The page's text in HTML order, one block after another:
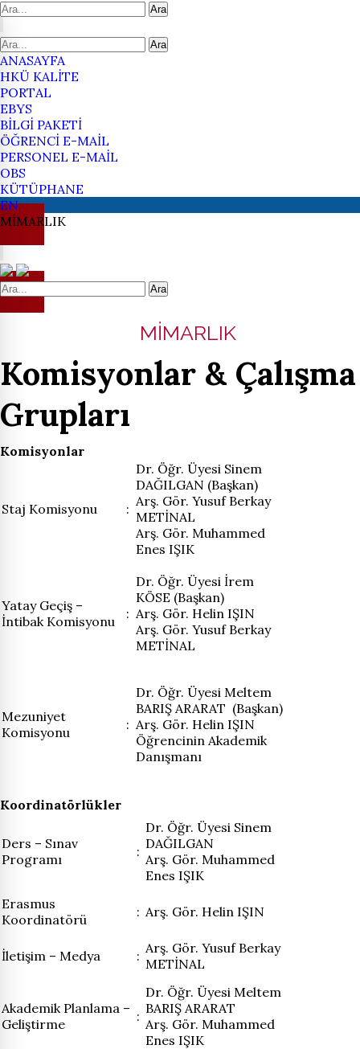
Ara
Ara
ANASAYFA
HKÜ KALİTE
PORTAL
EBYS
BİLGİ PAKETİ
ÖĞRENCİ E-MAİL
PERSONEL E-MAİL
OBS
KÜTÜPHANE
EN
MİMARLIK
Ara
MİMARLIK
Komisyonlar & Çalışma
Grupları
Komisyonlar
Staj Komisyonu :
Dr. Öğr. Üyesi Sinem
DAĞILGAN (Başkan)
Arş. Gör. Yusuf Berkay
METİNAL
Arş. Gör. Muhammed
Enes IŞIK
Yatay Geçiş –
İntibak Komisyonu
:
Dr. Öğr. Üyesi İrem
KÖSE (Başkan)
Arş. Gör. Helin IŞIN
Arş. Gör. Yusuf Berkay
METİNAL
Mezuniyet
Komisyonu
:
Dr. Öğr. Üyesi Meltem
BARIŞ ARARAT (Başkan)
Arş. Gör. Helin IŞIN
Öğrencinin Akademik
Danışmanı
Koordinatörlükler
Ders – Sınav
Programı
:
Dr. Öğr. Üyesi Sinem
DAĞILGAN
Arş. Gör. Muhammed
Enes IŞIK
Erasmus
Koordinatörü
: Arş. Gör. Helin IŞIN
İletişim – Medya : Arş. Gör. Yusuf Berkay
METİNAL
Akademik Planlama –
Geliştirme
:
Dr. Öğr. Üyesi Meltem
BARIŞ ARARAT
Arş. Gör. Muhammed
Enes IŞIK